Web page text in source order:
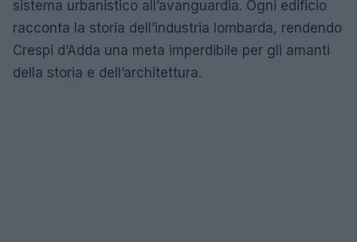
sistema urbanistico all’avanguardia. Ogni edificio
racconta la storia dell’industria lombarda, rendendo
Crespi d’Adda una meta imperdibile per gli amanti
della storia e dell’architettura.